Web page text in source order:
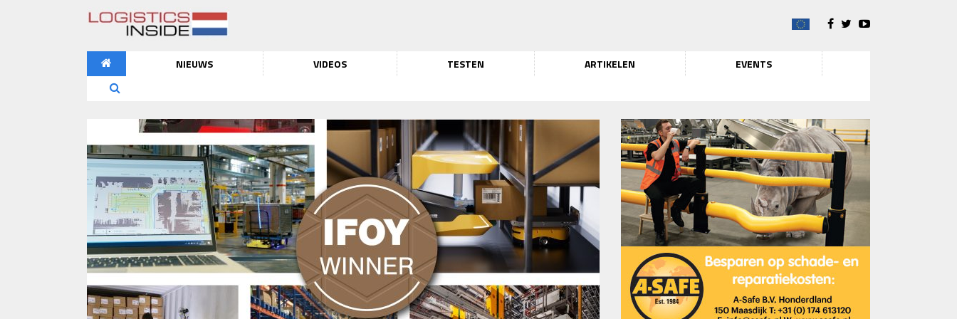
NIEUWS VIDEOS TESTEN ARTIKELEN EVENTS